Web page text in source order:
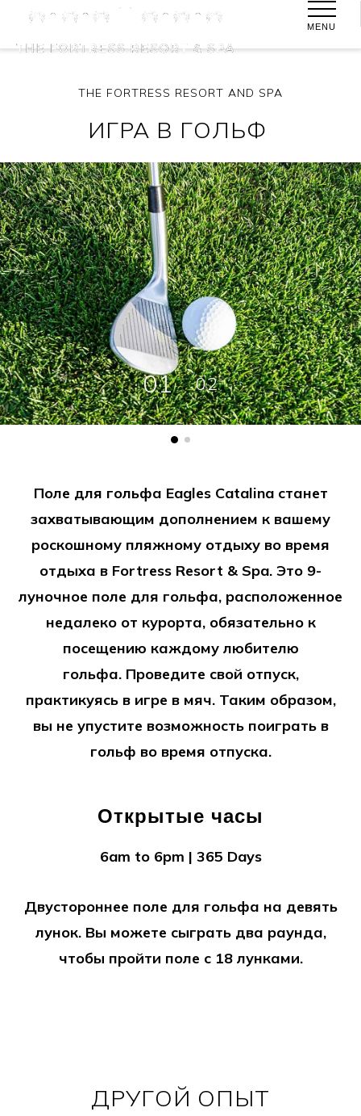
MENU
THE FORTRESS RESORT AND SPA
ИГРА В ГОЛЬФ
01 02
Поле для гольфа Eagles Catalina станет
захватывающим дополнением к вашему
роскошному пляжному отдыху во время
отдыха в Fortress Resort & Spa. Это 9-
луночное поле для гольфа, расположенное
недалеко от курорта, обязательно к
посещению каждому любителю
гольфа. Проведите свой отпуск,
практикуясь в игре в мяч. Таким образом,
вы не упустите возможность поиграть в
гольф во время отпуска.
Открытые часы
6am to 6pm | 365 Days
Двустороннее поле для гольфа на девять
лунок. Вы можете сыграть два раунда,
чтобы пройти поле с 18 лунками.
ДРУГОЙ ОПЫТ